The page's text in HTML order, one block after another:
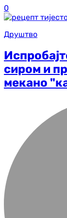
0
Друштво
сиром и
мекано